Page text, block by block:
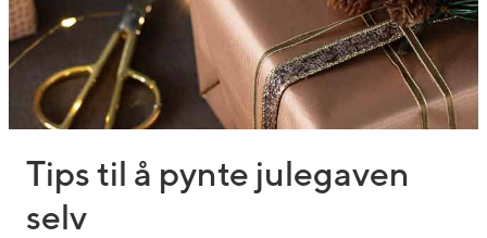
Tips til å pynte julegaven
selv